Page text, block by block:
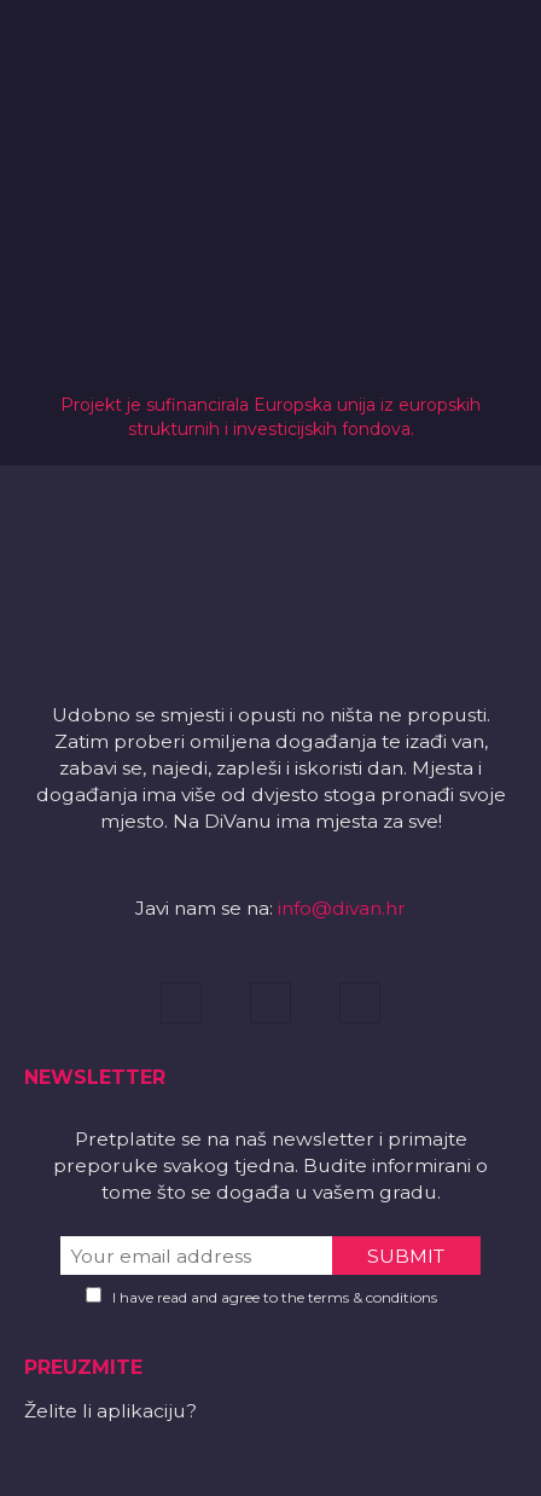
Projekt je sufinancirala Europska unija iz europskih
strukturnih i investicijskih fondova.
Udobno se smjesti i opusti no ništa ne propusti.
Zatim proberi omiljena događanja te izađi van,
zabavi se, najedi, zapleši i iskoristi dan. Mjesta i
događanja ima više od dvjesto stoga pronađi svoje
mjesto. Na DiVanu ima mjesta za sve!
Javi nam se na: info@divan.hr
NEWSLETTER
Pretplatite se na naš newsletter i primajte
preporuke svakog tjedna. Budite informirani o
tome što se događa u vašem gradu.
I have read and agree to the terms & conditions
PREUZMITE
Želite li aplikaciju?